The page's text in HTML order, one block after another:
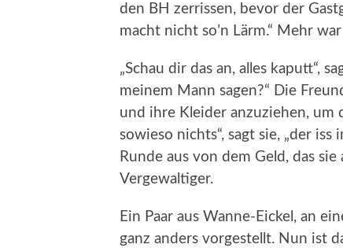
den BH zerrissen, bevor der
macht nicht so’n Lärm.“ Mehr
„Schau dir das an, alles kaputt“,
meinem Mann sagen?“ Die
und ihre Kleider anzuziehen, um
sowieso nichts“, sagt sie, „der
Runde aus von dem Geld, das
Vergewaltiger.
Ein Paar aus Wanne-Eickel, an
ganz anders vorgestellt. Nun ist